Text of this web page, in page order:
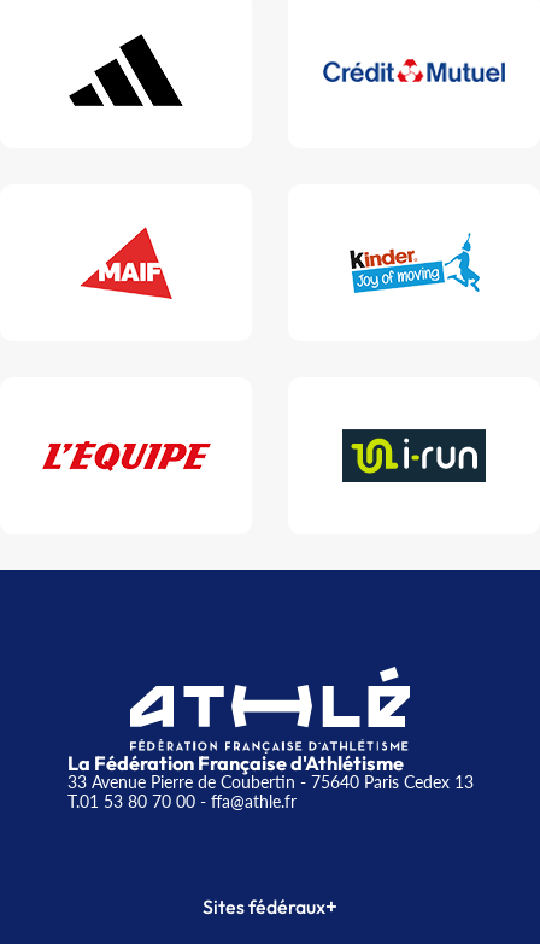
La Fédération Française d'Athlétisme
33 Avenue Pierre de Coubertin - 75640 Paris Cedex 13
T.01 53 80 70 00- ffa@athle.fr
Sites fédéraux+